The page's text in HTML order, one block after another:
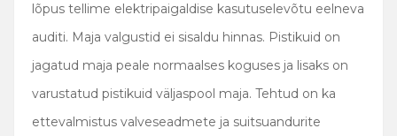
lõpus tellime elektripaigaldise kasutuselevõtu eelneva
auditi. Maja valgustid ei sisaldu hinnas. Pistikuid on
jagatud maja peale normaalses koguses ja lisaks on
varustatud pistikuid väljaspool maja. Tehtud on ka
ettevalmistus valveseadmete ja suitsuandurite